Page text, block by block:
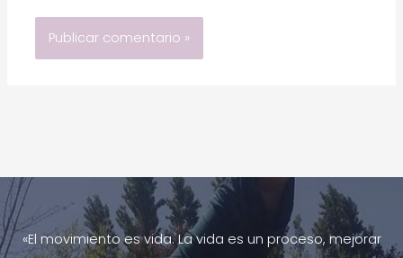
«El movimiento es vida. La vida es un proceso, mejorar